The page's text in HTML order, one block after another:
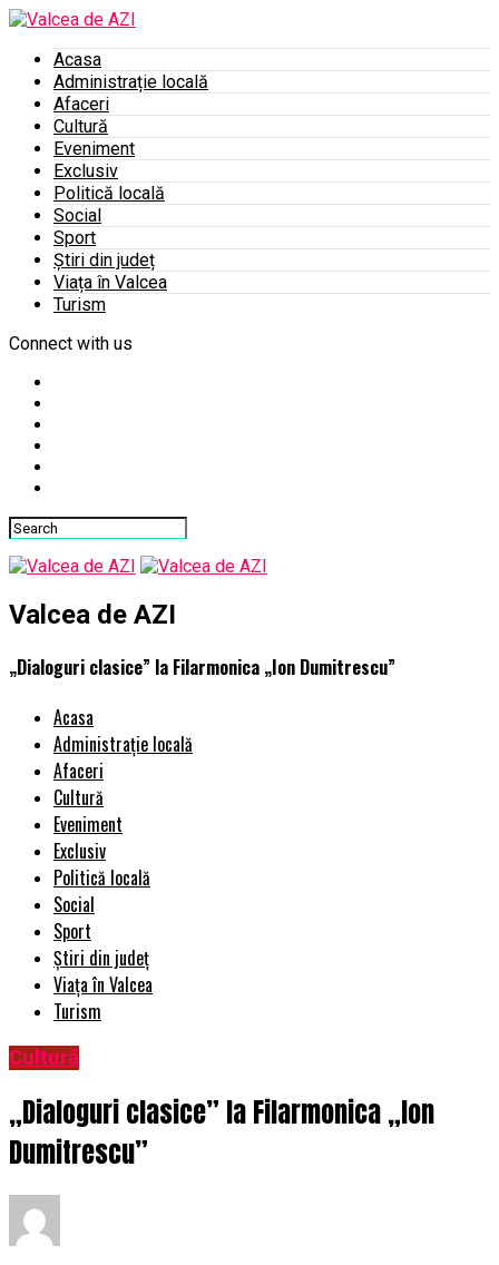
Acasa
Administrație locală
Afaceri
Cultură
Eveniment
Exclusiv
Politică locală
Social
Sport
Știri din județ
Viața în Valcea
Turism
Connect with us
Valcea de AZI
„Dialoguri clasice” la Filarmonica „Ion Dumitrescu”
Acasa
Administrație locală
Afaceri
Cultură
Eveniment
Exclusiv
Politică locală
Social
Sport
Știri din județ
Viața în Valcea
Turism
Cultură
„Dialoguri clasice” la Filarmonica „Ion
Dumitrescu”